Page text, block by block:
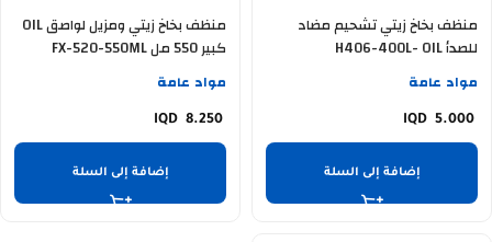
منظف بخاخ زيتي تشحيم مضاد
للصدأ H406-400L- OIL
مواد عامة
5.000
إضافة إلى السلة
منظف بخاخ زيتي ومزيل لواصق OIL
كبير 550 مل FX-520-550ML
مواد عامة
8.250
إضافة إلى السلة